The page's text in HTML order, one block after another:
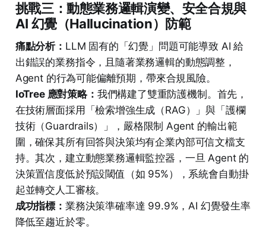
挑戰三：動態業務邏輯演變、安全合規與
AI 幻覺（Hallucination）防範
痛點分析： LLM 固有的「幻覺」問題可能導致 AI 給
出錯誤的業務指令，且隨著業務邏輯的動態調整，
Agent 的行為可能偏離預期，帶來合規風險。
IoTree 應對策略： 我們構建了雙重防護機制。首先，
在技術層面採用「檢索增強生成（RAG）」與「護欄
技術（Guardrails）」，嚴格限制 Agent 的輸出範
圍，確保其所有回答與決策均有企業內部可信文檔支
持。其次，建立動態業務邏輯監控器，一旦 Agent 的
決策置信度低於預設閾值（如 95%），系統會自動掛
起並轉交人工審核。
成功指標： 業務決策準確率達 99.9%，AI 幻覺發生率
降低至趨近於零。